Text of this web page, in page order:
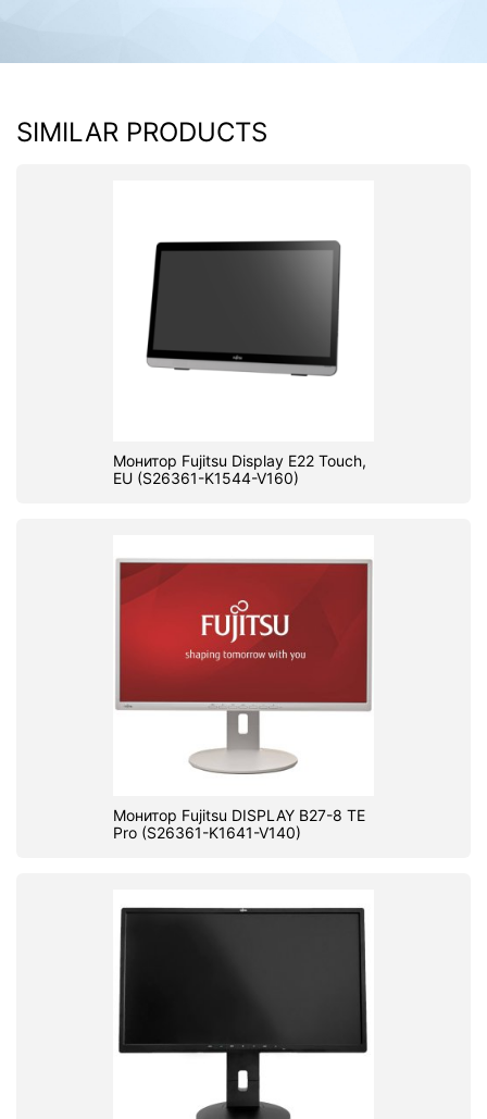
SIMILAR PRODUCTS
Монитор Fujitsu Display E22 Touch,
EU (S26361-K1544-V160)
Монитор Fujitsu DISPLAY B27-8 TE
Pro (S26361-K1641-V140)